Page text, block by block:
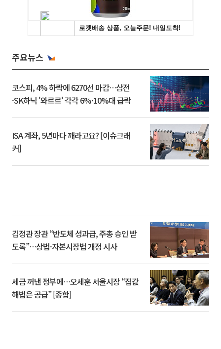
주요뉴스
코스피, 4% 하락에 6270선 마감…삼전
·SK하닉 '와르르' 각각 6%·10%대 급락
ISA 계좌, 5년마다 깨라고요? [이슈크래
커]
김정관 장관 “반도체 성과급, 주총 승인 받
도록”…상법·자본시장법 개정 시사
세금 꺼낸 정부에…오세훈 서울시장 “집값
해법은 공급” [종합]